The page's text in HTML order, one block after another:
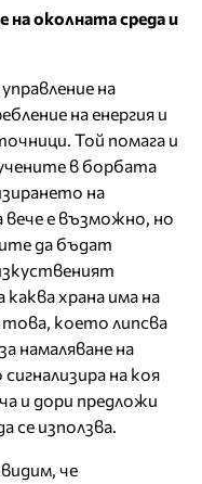
на околната среда и
на
на енергия и
Той помага и
в борбата
на
вече е възможно, но
да бъдат
храна има на
това, което липсва
намаляване на
на коя
и дори предложи
се използва.
че